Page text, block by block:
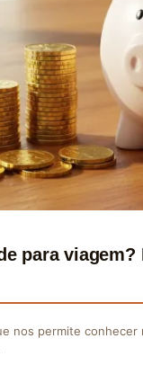
para
nos permite